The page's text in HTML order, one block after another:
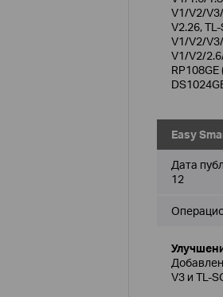
V1/V2/
V2.26,
V1/V2/
V1/V2/
RP108GE
Easy
Дата
12
V3 и TL-